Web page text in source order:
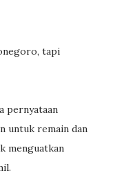
tapi
pernyataan
untuk remain dan
menguatkan